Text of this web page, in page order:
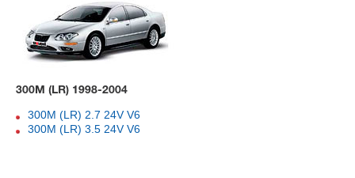
300M (LR) 1998-2004
300M (LR) 2.7 24V V6
300M (LR) 3.5 24V V6